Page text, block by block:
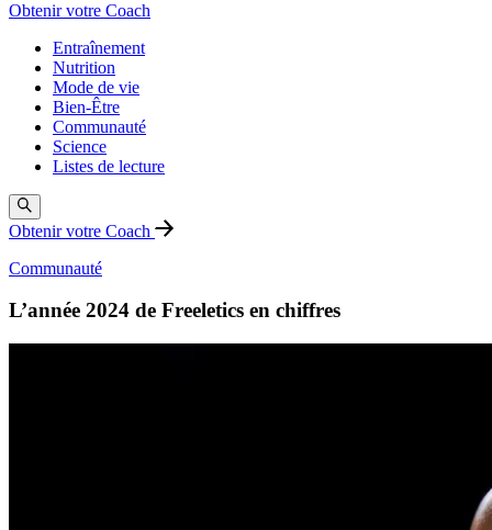
Obtenir votre Coach
Entraînement
Nutrition
Mode de vie
Bien-Être
Communauté
Science
Listes de lecture
Obtenir votre Coach
Communauté
L’année 2024 de Freeletics en chiffres